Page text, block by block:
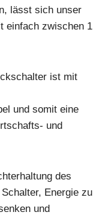
lässt sich unser
einfach zwischen 1
ist mit
und somit eine
und
des
Energie zu
und